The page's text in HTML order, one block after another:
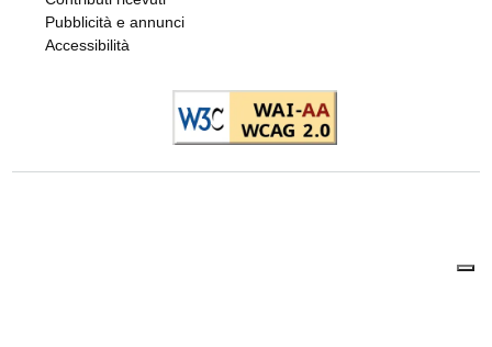
Pubblicità e annunci
Accessibilità